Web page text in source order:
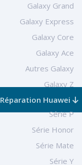
Galaxy Grand
Galaxy Express
Galaxy Core
Galaxy Ace
Autres Galaxy
Galaxy Z
Réparation Huawei
Série P
Série Honor
Série Mate
Série Y